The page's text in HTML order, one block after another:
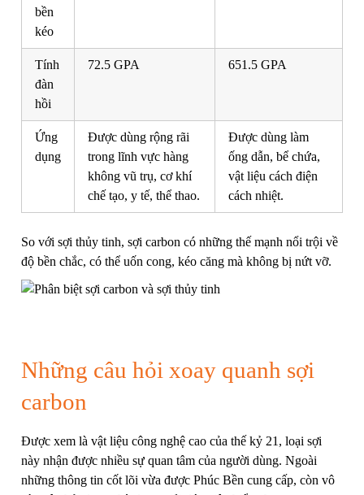
bền
kéo
Tính
đàn
hồi
72.5 GPA 651.5 GPA
Ứng
dụng
Được dùng rộng rãi
trong lĩnh vực hàng
không vũ trụ, cơ khí
chế tạo, y tế, thể thao.
Được dùng làm
ống dẫn, bể chứa,
vật liệu cách điện
cách nhiệt.
So với sợi thủy tinh, sợi carbon có những thế mạnh nổi trội về
độ bền chắc, có thể uốn cong, kéo căng mà không bị nứt vỡ.
Những câu hỏi xoay quanh sợi
carbon
Được xem là vật liệu công nghệ cao của thế kỷ 21, loại sợi
này nhận được nhiều sự quan tâm của người dùng. Ngoài
những thông tin cốt lõi vừa được Phúc Bền cung cấp, còn vô